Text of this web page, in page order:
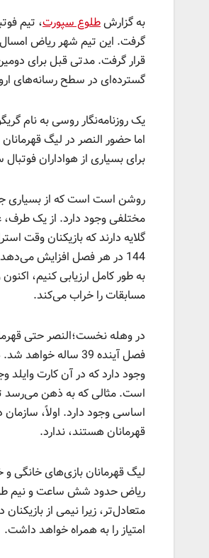
به گزارشطلوع سپورت، تیم
گرفت. این تیم شهر ریاض امسال
قرار گرفت. مدتی قبل برای
گسترده‌ای در سطح رسانه‌های
یک روزنامه‌نگار روسی به نام
برای بسیاری از هواداران
روشن است است که از بسیاری
مختلفی وجود دارد. از یک
144 در هر فصل افزایش
به طور کامل ارزیابی کنیم،
مسابقات را خراب می‌کند.
در وهله نخست؛‌النصر حتی
فصل آینده 39
وجود دارد که در آن کارت
اساسی وجود دارد. اولاً،
قهرمانان هستند، ندارد.
لیگ قهرمانان بازی‌های خانگی و
ریاض حدود شش ساعت و نیم
متعادل‌تر، زیرا نیمی از
امتیاز را به همراه خواهد داشت.